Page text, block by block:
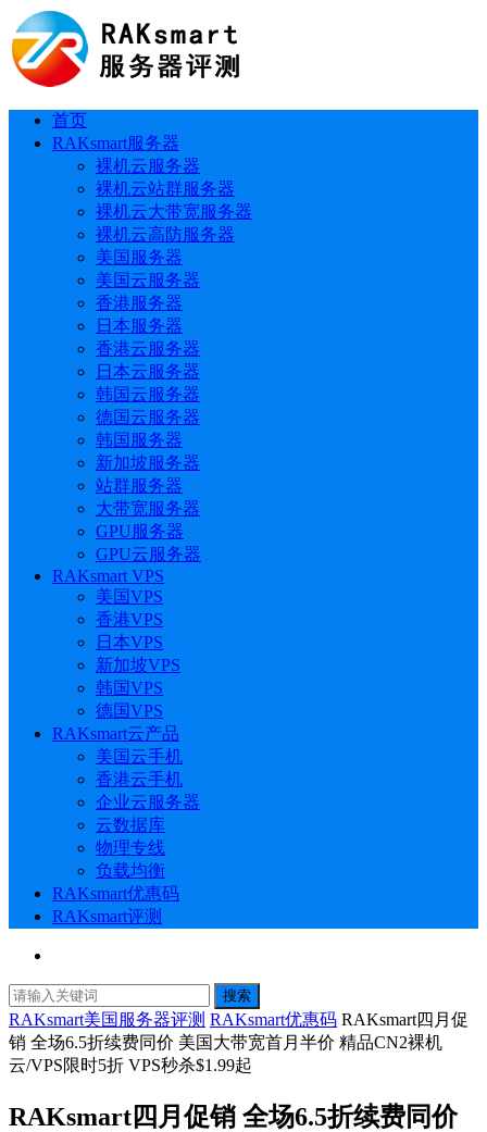
首页
RAKsmart服务器
裸机云服务器
裸机云站群服务器
裸机云大带宽服务器
裸机云高防服务器
美国服务器
美国云服务器
香港服务器
日本服务器
香港云服务器
日本云服务器
韩国云服务器
德国云服务器
韩国服务器
新加坡服务器
站群服务器
大带宽服务器
GPU服务器
GPU云服务器
RAKsmart VPS
美国VPS
香港VPS
日本VPS
新加坡VPS
韩国VPS
德国VPS
RAKsmart云产品
美国云手机
香港云手机
企业云服务器
云数据库
物理专线
负载均衡
RAKsmart优惠码
RAKsmart评测
搜索
RAKsmart美国服务器评测 RAKsmart优惠码 RAKsmart四月促
销 全场6.5折续费同价 美国大带宽首月半价 精品CN2裸机
云/VPS限时5折 VPS秒杀$1.99起
RAKsmart四月促销 全场6.5折续费同价